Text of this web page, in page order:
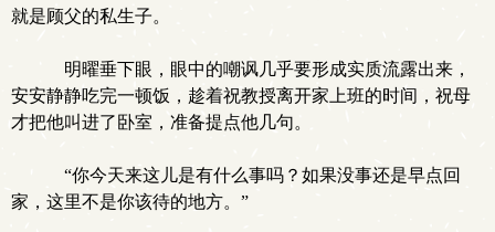
就是顾父的私生子。
明曜垂下眼，眼中的嘲讽几乎要形成实质流露出来，
安安静静吃完一顿饭，趁着祝教授离开家上班的时间，祝母
才把他叫进了卧室，准备提点他几句。
“你今天来这儿是有什么事吗？如果没事还是早点回
家，这里不是你该待的地方。”